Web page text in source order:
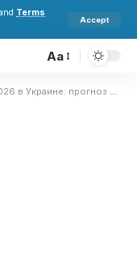
Terms
Accept
Aa
солнечной активности на месяц